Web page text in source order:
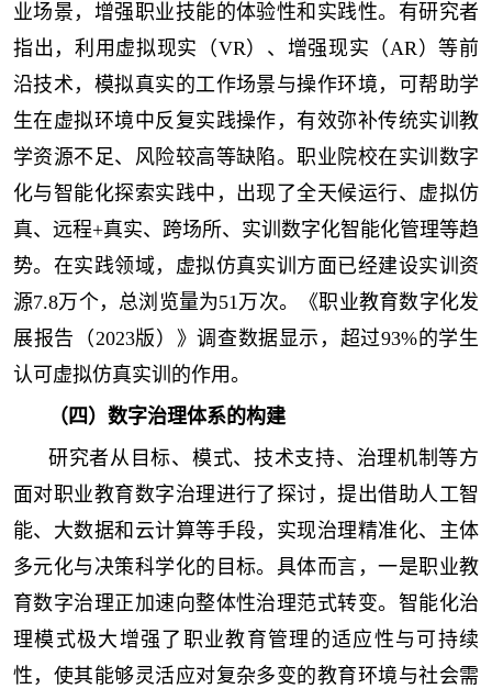
业场景，增强职业技能的体验性和实践性。有研究者
指出，利用虚拟现实（VR）、增强现实（AR）等前
沿技术，模拟真实的工作场景与操作环境，可帮助学
生在虚拟环境中反复实践操作，有效弥补传统实训教
学资源不足、风险较高等缺陷。职业院校在实训数字
化与智能化探索实践中，出现了全天候运行、虚拟仿
真、远程+真实、跨场所、实训数字化智能化管理等趋
势。在实践领域，虚拟仿真实训方面已经建设实训资
源7.8万个，总浏览量为51万次。《职业教育数字化发
展报告（2023版）》调查数据显示，超过93%的学生
认可虚拟仿真实训的作用。
（四）数字治理体系的构建
研究者从目标、模式、技术支持、治理机制等方
面对职业教育数字治理进行了探讨，提出借助人工智
能、大数据和云计算等手段，实现治理精准化、主体
多元化与决策科学化的目标。具体而言，一是职业教
育数字治理正加速向整体性治理范式转变。智能化治
理模式极大增强了职业教育管理的适应性与可持续
性，使其能够灵活应对复杂多变的教育环境与社会需